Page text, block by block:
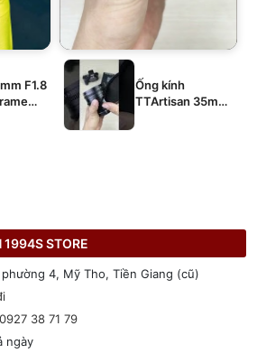
F1.8
Ống kính
TTArtisan 35mm
1994S STORE
4, Mỹ Tho, Tiền Giang (cũ)
38 71 79
ngày